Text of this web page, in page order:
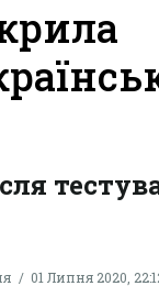
01 Липня 2020,